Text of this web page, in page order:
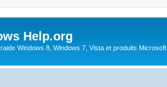
Help.org
Windows 8, Windows 7, Vista et produits Microsoft